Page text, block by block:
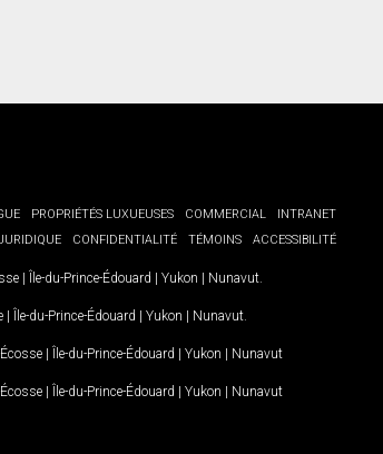
PROPRIÉTÉS LUXUEUSES COMMERCIAL
INTRANET
CONFIDENTIALITÉ TÉMOINS ACCESSIBILITÉ
| Île-du-Prince-Édouard | Yukon | Nunavut
| Île-du-Prince-Édouard | Yukon | Nunavut
| Île-du-Prince-Édouard | Yukon | Nunavut
| Île-du-Prince-Édouard | Yukon | Nunavut